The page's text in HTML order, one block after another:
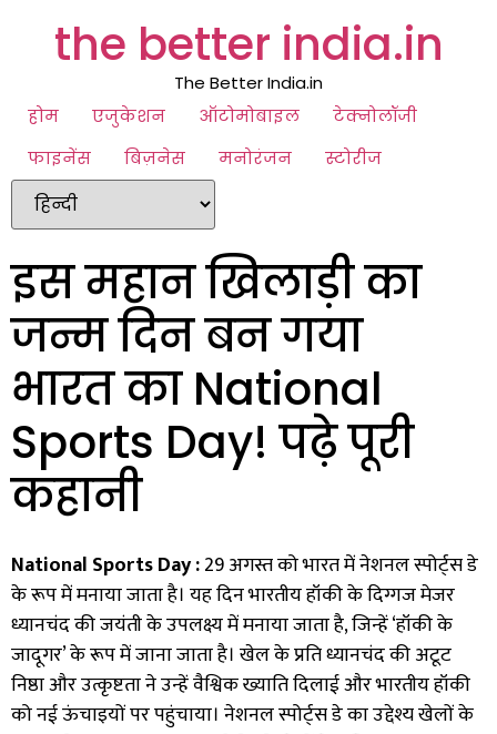
the better india.in
The Better India.in
होम
एजुकेशन ऑटोमोबाइल
टेक्नोलॉजी
फाइनेंस
बिज़नेस मनोरंजन स्टोरीज
इस महान खिलाड़ी का
जन्म दिन बन गया
भारत का National
Sports Day! पढ़े पूरी
कहानी
National Sports Day :29 अगस्त को भारत में नेशनल स्पोर्ट्स डे
के रूप में मनाया जाता है। यह दिन भारतीय हॉकी के दिग्गज मेजर
ध्यानचंद की जयंती के उपलक्ष्य में मनाया जाता है, जिन्हें ‘हॉकी के
जादूगर’ के रूप में जाना जाता है। खेल के प्रति ध्यानचंद की अटूट
निष्ठा और उत्कृष्टता ने उन्हें वैश्विक ख्याति दिलाई और भारतीय हॉकी
को नई ऊंचाइयों पर पहुंचाया। नेशनल स्पोर्ट्स डे का उद्देश्य खेलों के